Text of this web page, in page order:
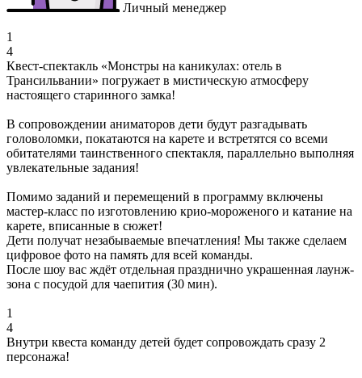
Личный менеджер
1
4
Квест-спектакль «Монстры на каникулах: отель в
Трансильвании» погружает в мистическую атмосферу
настоящего старинного замка!
В сопровождении аниматоров дети будут разгадывать
головоломки, покатаются на карете и встретятся со всеми
обитателями таинственного спектакля, параллельно выполняя
увлекательные задания!
Помимо заданий и перемещений в программу включены
мастер-класс по изготовлению крио-мороженого и катание на
карете, вписанные в сюжет!
Дети получат незабываемые впечатления! Мы также сделаем
цифровое фото на память для всей команды.
После шоу вас ждёт отдельная празднично украшенная лаунж-
зона с посудой для чаепития (30 мин).
1
4
Внутри квеста команду детей будет сопровождать сразу 2
персонажа!